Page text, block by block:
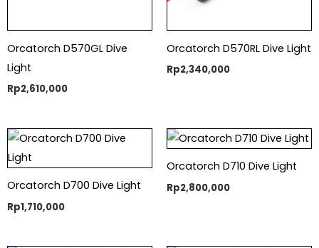
Orcatorch D570GL Dive
Light
Rp2,610,000
Orcatorch D570RL Dive Light
Rp2,340,000
Orcatorch D700 Dive Light
Rp1,710,000
Orcatorch D710 Dive Light
Rp2,800,000